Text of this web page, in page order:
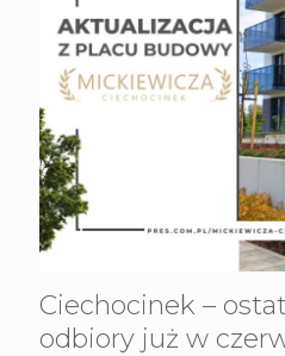
Ciechocinek –
odbiory już w